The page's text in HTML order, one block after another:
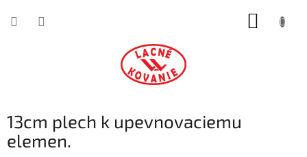
13cm plech k upevnovaciemu
elemen.